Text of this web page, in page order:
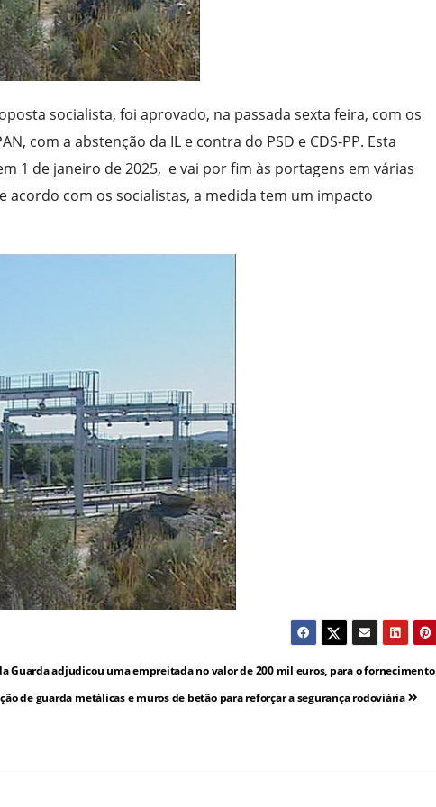
socialista, foi aprovado, na passada sexta feira, com os
com a abstenção da IL e contra do PSD e CDS-PP. Esta
1 de janeiro de 2025, e vai por fim às portagens em várias
acordo com os socialistas, a medida tem um impacto
Guarda adjudicou uma empreitada no valor de 200 mil euros, para o fornecimento
de guarda metálicas e muros de betão para reforçar a segurança rodoviária